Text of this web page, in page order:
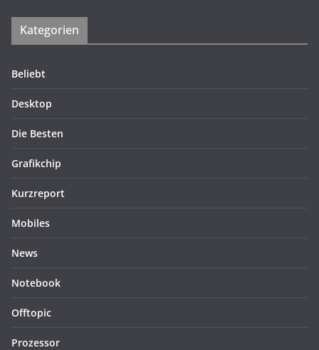
Kategorien
Beliebt
Desktop
Die Besten
Grafikchip
Kurzreport
Mobiles
News
Notebook
Offtopic
Prozessor